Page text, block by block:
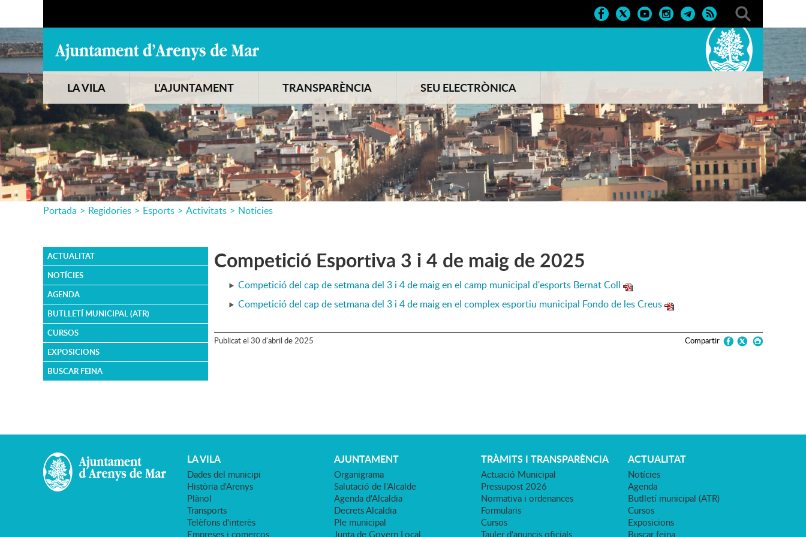
LA VILA L'AJUNTAMENT TRANSPARÈNCIA SEU ELECTRÒNICA
Portada > Regidories > Esports > Activitats > Notícies
ACTUALITAT
NOTÍCIES
AGENDA
BUTLLETÍ MUNICIPAL (ATR)
CURSOS
EXPOSICIONS
BUSCAR FEINA
Competició Esportiva 3 i 4 de maig de 2025
Competició del cap de setmana del 3 i 4 de maig en el camp municipal d'esports Bernat Coll
Competició del cap de setmana del 3 i 4 de maig en el complex esportiu municipal Fondo de les Creus
Publicatel 30 d'abril de2025 Compartir
LA VILA
Dades del municipi
Història d'Arenys
Plànol
Transports
Telèfons d'interès
Empreses i comerços
AJUNTAMENT
Organigrama
Salutació de l'Alcalde
Agenda d'Alcaldia
Decrets Alcaldia
Ple municipal
Junta de Govern Local
TRÀMITS I TRANSPARÈNCIA
Actuació Municipal
Pressupost 2026
Normativa i ordenances
Formularis
Cursos
Tauler d'anuncis oficials
ACTUALITAT
Notícies
Agenda
Butlletí municipal (ATR)
Cursos
Exposicions
Buscar feina